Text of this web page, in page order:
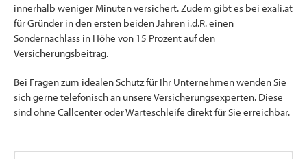
innerhalb weniger Minuten versichert. Zudem gibt es bei exali.at
für Gründer in den ersten beiden Jahren i.d.R. einen
Sondernachlass in Höhe von 15 Prozent auf den
Versicherungsbeitrag.
Bei Fragen zum idealen Schutz für Ihr Unternehmen wenden Sie
sich gerne telefonisch an unsere Versicherungsexperten. Diese
sind ohne Callcenter oder Warteschleife direkt für Sie erreichbar.